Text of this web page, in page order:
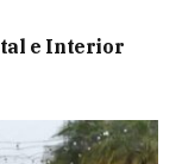
e Interior